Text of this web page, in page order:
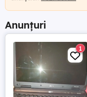
Anunțuri
1